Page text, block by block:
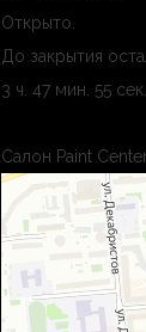
Открыто
До закрытия
3 ч. 47 мин. 54 сек.
Салон Paint